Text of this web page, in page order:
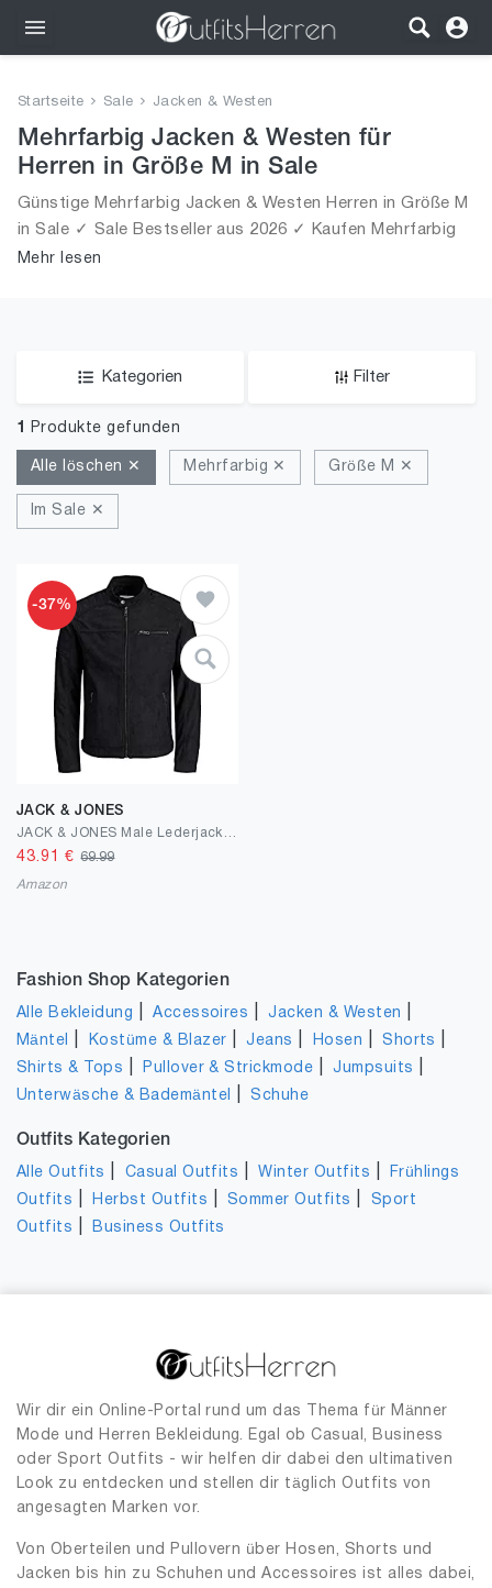
Bekleidung
Schuhe
Startseite Sale Jacken & Westen
Mehrfarbig Jacken & Westen für
Herren in Größe M in Sale
Günstige Mehrfarbig Jacken & Westen Herren in Größe M
in Sale ✓ Sale Bestseller aus 2026 ✓ Kaufen Mehrfarbig
Jacken & Westen für Männer in Größe M in Sale!
Mehr lesen
Kategorien Filter
1 Produkte gefunden
Alle löschen ✕ Mehrfarbig ✕ Größe M ✕
Im Sale ✕
-37%
JACK & JONES
43.91 €69.99
Amazon
Fashion Shop Kategorien
Alle Bekleidung |Accessoires |Jacken & Westen
Mäntel Kostüme & Blazer |Jeans Hosen |Shorts
Shirts & Tops Pullover & Strickmode |Jumpsuits
Unterwäsche & Bademäntel |Schuhe
Outfits Kategorien
Alle Outfits Casual Outfits |Winter Outfits
Frühlings
Outfits
Herbst Outfits Sommer Outfits
Sport
Outfits
Business Outfits
Wir dir ein Online-Portal rund um das Thema für Männer
Mode und Herren Bekleidung. Egal ob Casual, Business
oder Sport Outfits - wir helfen dir dabei den ultimativen
Look zu entdecken und stellen dir täglich Outfits von
angesagten Marken vor.
Von Oberteilen und Pullovern über Hosen, Shorts und
Jacken bis hin zu Schuhen und Accessoires ist alles dabei,